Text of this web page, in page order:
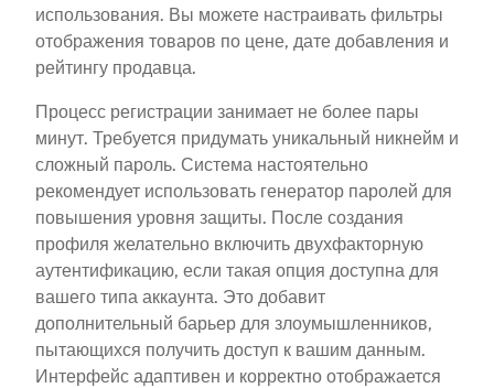
использования. Вы можете настраивать фильтры
отображения товаров по цене, дате добавления и
рейтингу продавца.
Процесс регистрации занимает не более пары
минут. Требуется придумать уникальный никнейм и
сложный пароль. Система настоятельно
рекомендует использовать генератор паролей для
повышения уровня защиты. После создания
профиля желательно включить двухфакторную
аутентификацию, если такая опция доступна для
вашего типа аккаунта. Это добавит
дополнительный барьер для злоумышленников,
пытающихся получить доступ к вашим данным.
Интерфейс адаптивен и корректно отображается